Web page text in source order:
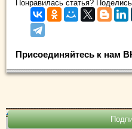
Понравилась статья?
Присоединяйтесь к нам